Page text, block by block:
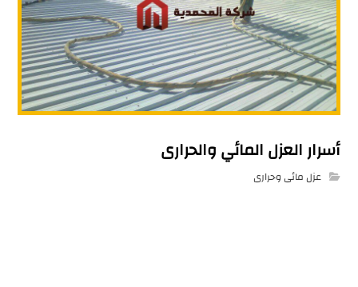
أسرار العزل المائي والحرارى
عزل مائى وحرارى